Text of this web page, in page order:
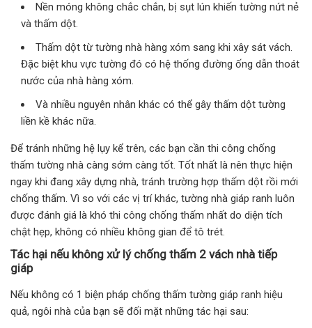
Nền móng không chắc chắn, bị sụt lún khiến tường nứt nẻ
và thấm dột.
Thấm dột từ tường nhà hàng xóm sang khi xây sát vách.
Đặc biệt khu vực tường đó có hệ thống đường ống dẫn thoát
nước của nhà hàng xóm.
Và nhiều nguyên nhân khác có thể gây thấm dột tường
liền kề khác nữa.
Để tránh những hệ lụy kể trên, các bạn cần thi công chống
thấm tường nhà càng sớm càng tốt. Tốt nhất là nên thực hiện
ngay khi đang xây dựng nhà, tránh trường hợp thấm dột rồi mới
chống thấm. Vì so với các vị trí khác, tường nhà giáp ranh luôn
được đánh giá là khó thi công chống thấm nhất do diện tích
chật hẹp, không có nhiều không gian để tô trét.
Tác hại nếu không xử lý chống thấm 2 vách nhà tiếp
giáp
Nếu không có 1 biện pháp chống thấm tường giáp ranh hiệu
quả, ngôi nhà của bạn sẽ đối mặt những tác hại sau: